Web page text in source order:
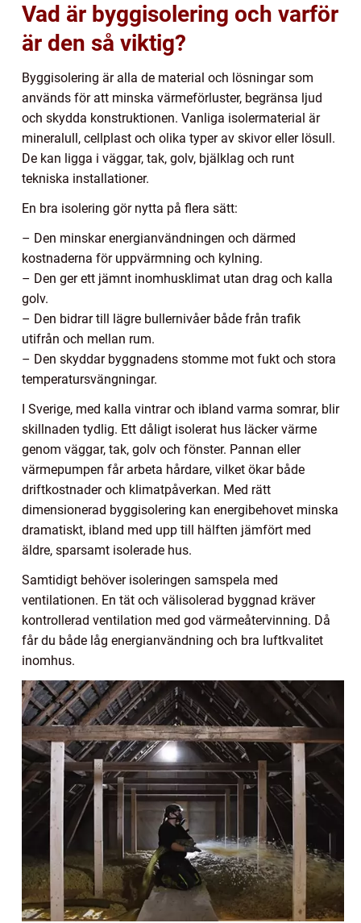
Vad är byggisolering och varför
är den så viktig?
Byggisolering är alla de material och lösningar som
används för att minska värmeförluster, begränsa ljud
och skydda konstruktionen. Vanliga isolermaterial är
mineralull, cellplast och olika typer av skivor eller lösull.
De kan ligga i väggar, tak, golv, bjälklag och runt
tekniska installationer.
En bra isolering gör nytta på flera sätt:
– Den minskar energianvändningen och därmed
kostnaderna för uppvärmning och kylning.
– Den ger ett jämnt inomhusklimat utan drag och kalla
golv.
– Den bidrar till lägre bullernivåer både från trafik
utifrån och mellan rum.
– Den skyddar byggnadens stomme mot fukt och stora
temperatursvängningar.
I Sverige, med kalla vintrar och ibland varma somrar, blir
skillnaden tydlig. Ett dåligt isolerat hus läcker värme
genom väggar, tak, golv och fönster. Pannan eller
värmepumpen får arbeta hårdare, vilket ökar både
driftkostnader och klimatpåverkan. Med rätt
dimensionerad byggisolering kan energibehovet minska
dramatiskt, ibland med upp till hälften jämfört med
äldre, sparsamt isolerade hus.
Samtidigt behöver isoleringen samspela med
ventilationen. En tät och välisolerad byggnad kräver
kontrollerad ventilation med god värmeåtervinning. Då
får du både låg energianvändning och bra luftkvalitet
inomhus.